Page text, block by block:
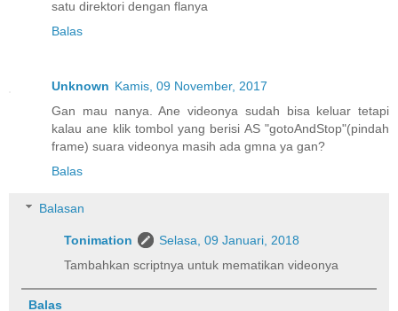
satu direktori dengan flanya
Balas
Unknown Kamis, 09 November, 2017
Gan mau nanya. Ane videonya sudah bisa keluar tetapi
kalau ane klik tombol yang berisi AS "gotoAndStop"(pindah
frame) suara videonya masih ada gmna ya gan?
Balas
Balasan
Tonimation
Selasa, 09 Januari, 2018
Tambahkan scriptnya untuk mematikan videonya
Balas